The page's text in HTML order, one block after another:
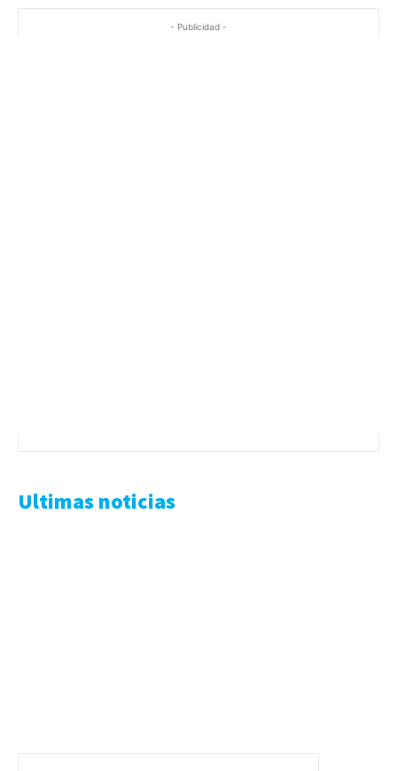
- Publicidad -
Ultimas noticias